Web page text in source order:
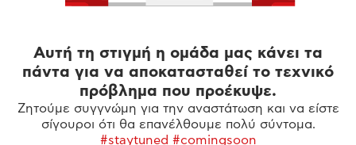
Αυτή τη στιγμή η ομάδα μας κάνει τα
πάντα για να αποκατασταθεί το τεχνικό
πρόβλημα που προέκυψε.
Ζητούμε συγγνώμη για την αναστάτωση και να είστε
σίγουροι ότι θα επανέλθουμε πολύ σύντομα.
#staytuned #comingsoon